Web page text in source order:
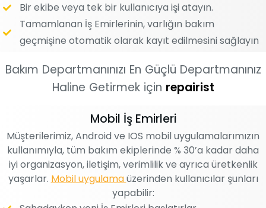
Bir ekibe veya tek bir kullanıcıya işi atayın.
Tamamlanan İş Emirlerinin, varlığın bakım
geçmişine otomatik olarak kayıt edilmesini sağlayın
Bakım Departmanınızı En Güçlü Departmanınız
Haline Getirmek için repairist
Mobil İş Emirleri
Müşterilerimiz, Android ve IOS mobil uygulamalarımızın
kullanımıyla, tüm bakım ekiplerinde % 30’a kadar daha
iyi organizasyon, iletişim, verimlilik ve ayrıca üretkenlik
yaşarlar. Mobil uygulamaüzerinden kullanıcılar şunları
yapabilir: